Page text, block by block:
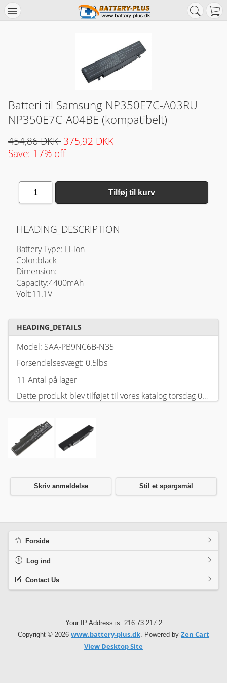
Batteri til Samsung NP350E7C-A03RU
NP350E7C-A04BE (kompatibelt)
454,86 DKK 375,92 DKK
Save: 17% off
1 Tilføj til kurv
HEADING_DESCRIPTION
Battery Type: Li-ion
Color:black
Dimension:
Capacity:4400mAh
Volt:11.1V
HEADING_DETAILS
Model: SAA-PB9NC6B-N35
Forsendelsesvægt: 0.5lbs
11 Antal på lager
Dette produkt blev tilføjet til vores katalog torsdag 05 februar, 2026.
Skriv anmeldelse Stil et spørgsmål
Forside
Log ind
Contact Us
Your IP Address is: 216.73.217.2
Copyright © 2026 www.battery-plus.dk. Powered by Zen Cart
View Desktop Site